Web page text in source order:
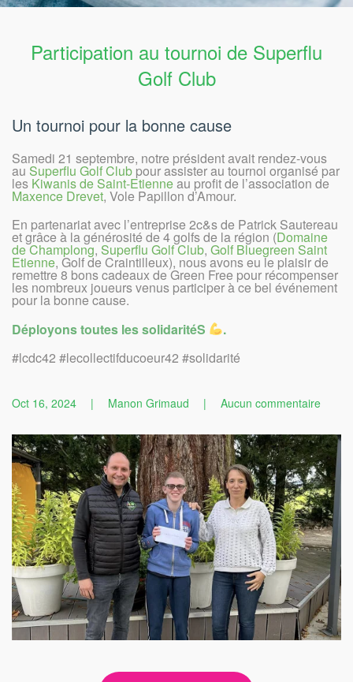
Participation au tournoi de Superflu
Golf Club
Un tournoi pour la bonne cause
Samedi 21 septembre, notre président avait rendez-vous
au Superflu Golf Clubpour assister au tournoi organisé par
les Kiwanis de Saint-Etienneau profit de l’association de
Maxence Drevet, Vole Papillon d’Amour.
En partenariat avec l’entreprise 2c&s de Patrick Sautereau
et grâce à la générosité de 4 golfs de la région (Domaine
de Champlong, Superflu Golf Club, Golf Bluegreen Saint
Etienne, Golf de Craintilleux), nous avons eu le plaisir de
remettre 8 bons cadeaux de Green Free pour récompenser
les nombreux joueurs venus participer à ce bel événement
pour la bonne cause.
Déployons toutes les solidaritéS
.
#lcdc42 #lecollectifducoeur42 #solidarité
Oct 16, 2024 | Manon Grimaud | Aucun commentairesur
au
de
Golf
Club